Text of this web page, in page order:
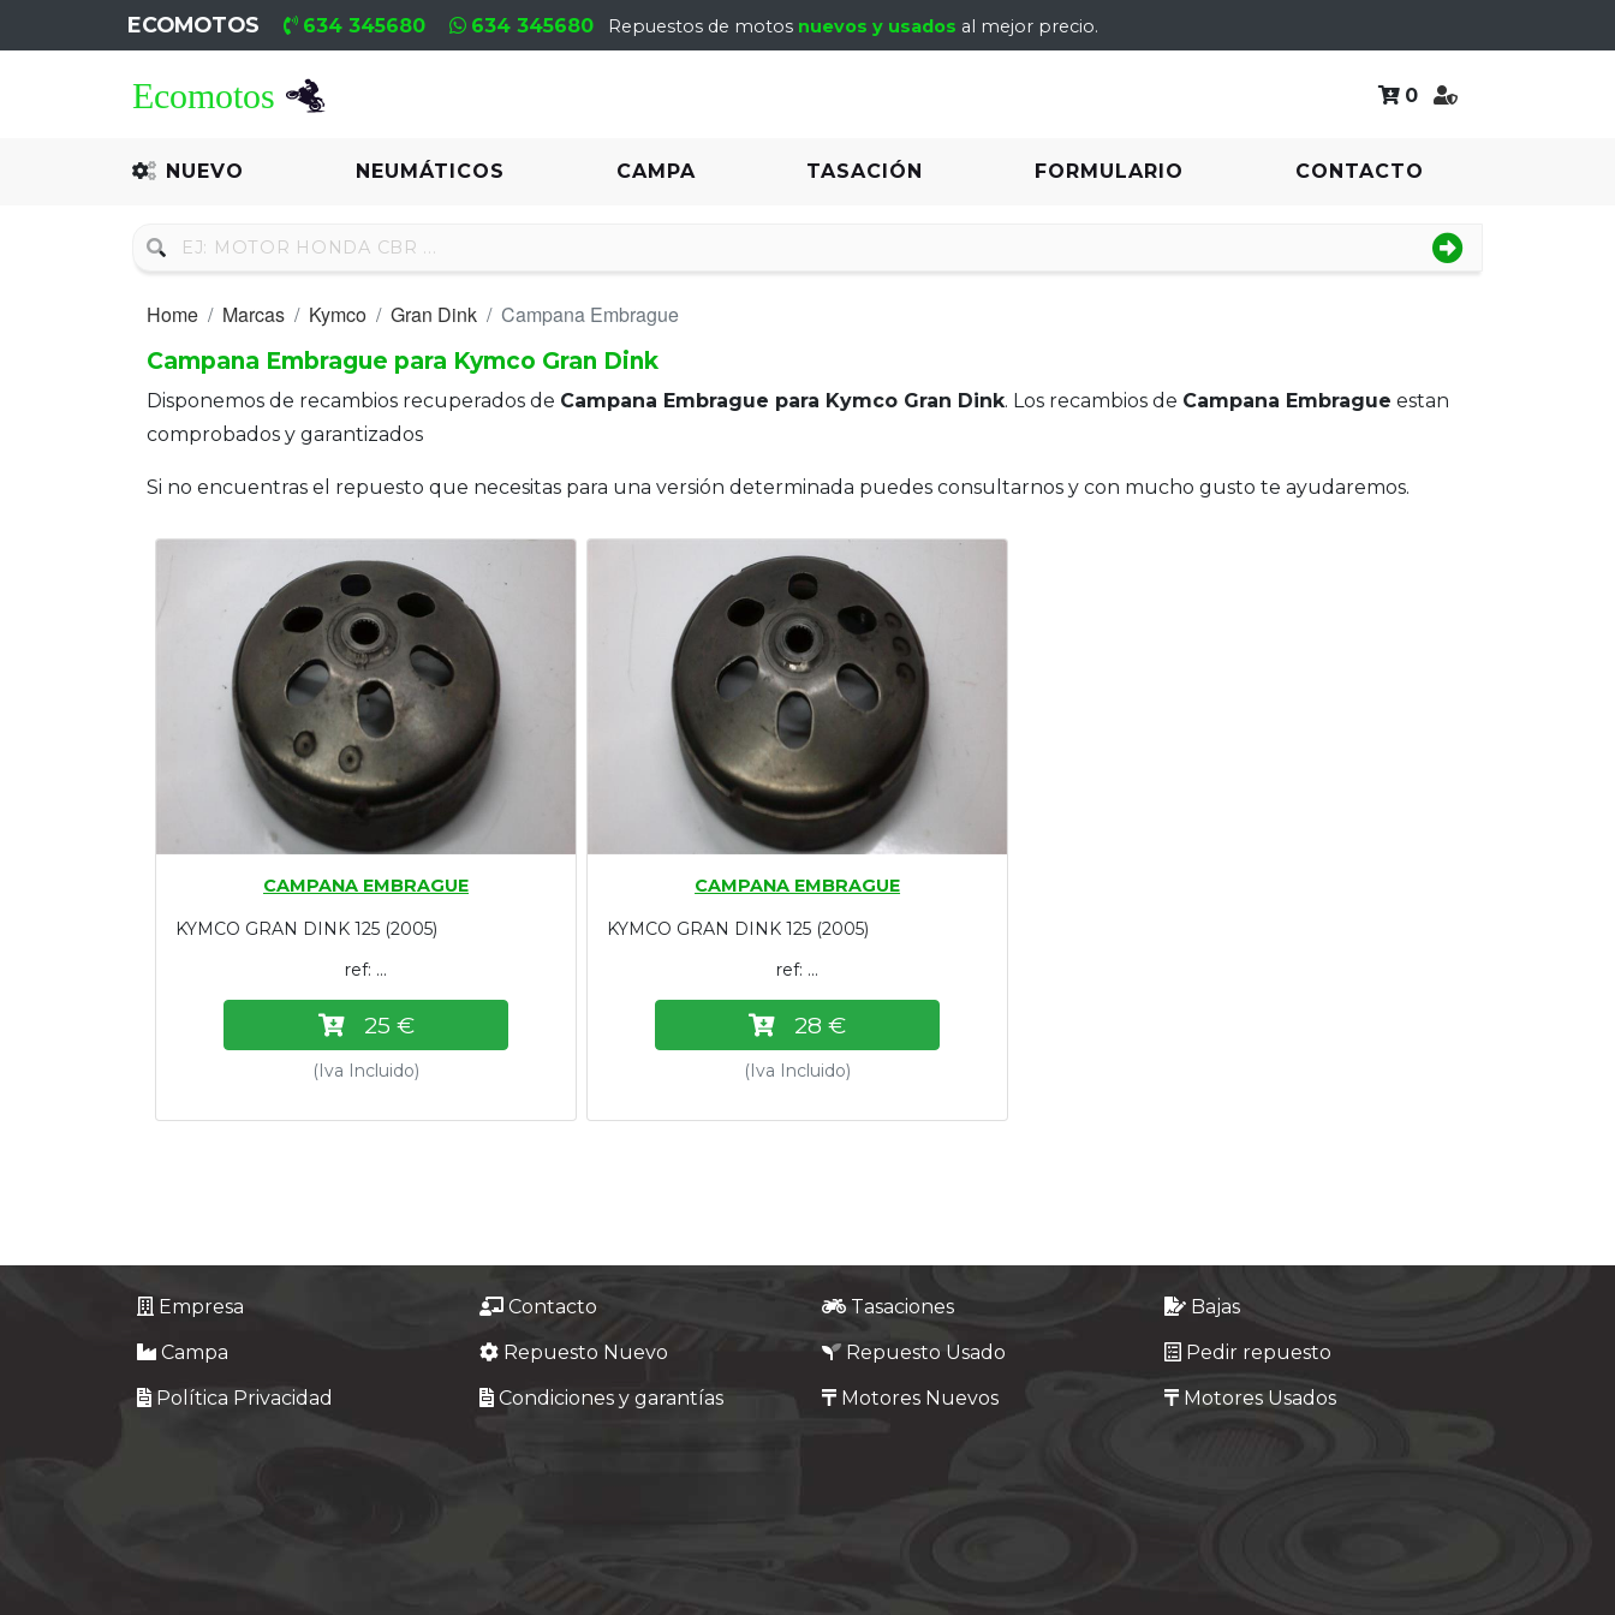
ECOMOTOS 634 345680 634 345680 Repuestos de motos nuevos y usados al mejor precio.
0
NUEVO NEUMÁTICOS CAMPA TASACIÓN FORMULARIO CONTACTO
Recambio
Neumáticos
Motores
Motores
Home Marcas Kymco Gran Dink
Campana Embrague
Campana Embrague para Kymco Gran Dink
Disponemos de recambios recuperados de Campana Embrague para Kymco Gran Dink. Los recambios de Campana Embrague estan
comprobados y garantizados
Si no encuentras el repuesto que necesitas para una versión determinada puedes consultarnos y con mucho gusto te ayudaremos.
CAMPANA EMBRAGUE
KYMCO GRAN DINK 125 (2005)
ref: ...
25 €
(Iva Incluido)
CAMPANA EMBRAGUE
KYMCO GRAN DINK 125 (2005)
ref: ...
28 €
(Iva Incluido)
Empresa Contacto Tasaciones
Bajas
Campa
Repuesto Nuevo Repuesto Usado
Pedir repuesto
Política Privacidad
Condiciones y garantías Motores Nuevos Motores Usados